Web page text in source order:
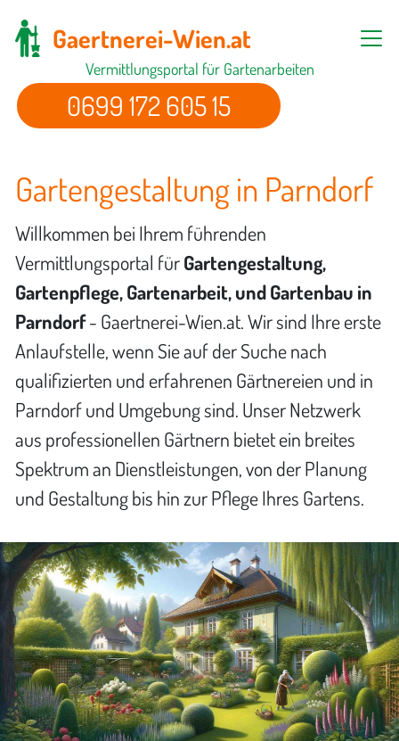
Gaertnerei-Wien.at
Vermittlungsportal für Gartenarbeiten
0699 172 605 15
Gartengestaltung in Parndorf
Willkommen bei Ihrem führenden
Vermittlungsportal fürGartengestaltung,
Gartenpflege, Gartenarbeit, und Gartenbau in
Parndorf- Gaertnerei-Wien.at. Wir sind Ihre erste
Anlaufstelle, wenn Sie auf der Suche nach
qualifizierten und erfahrenen Gärtnereien und in
Parndorf und Umgebung sind. Unser Netzwerk
aus professionellen Gärtnern bietet ein breites
Spektrum an Dienstleistungen, von der Planung
und Gestaltung bis hin zur Pflege Ihres Gartens.